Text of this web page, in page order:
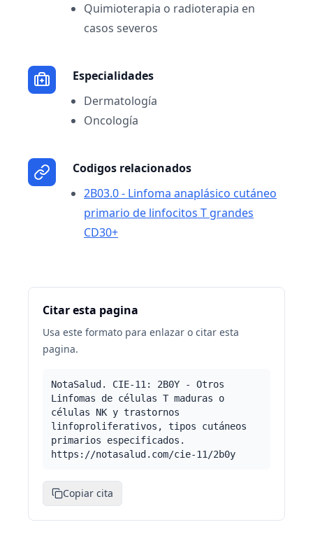
Quimioterapia o radioterapia en
casos severos
Especialidades
Dermatología
Oncología
Codigos relacionados
2B03.0 - Linfoma anaplásico cutáneo
primario de linfocitos T grandes
CD30+
Citar esta pagina
Usa este formato para enlazar o citar esta
pagina.
NotaSalud. CIE-11: 2B0Y - Otros
Linfomas de células T maduras o
células NK y trastornos
linfoproliferativos, tipos cutáneos
primarios especificados.
https://notasalud.com/cie-11/2b0y
Copiar cita